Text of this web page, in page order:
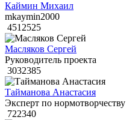
Каймин Михаил
mkaymin2000
4512525
Масляков Сергей
Руководитель проекта
3032385
Тайманова Анастасия
Эксперт по нормотворчеству
722340